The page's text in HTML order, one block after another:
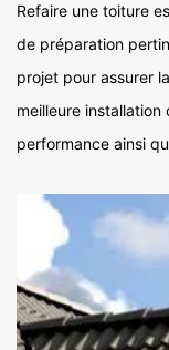
Refaire une toiture
de préparation
projet pour assurer
meilleure
performance ainsi